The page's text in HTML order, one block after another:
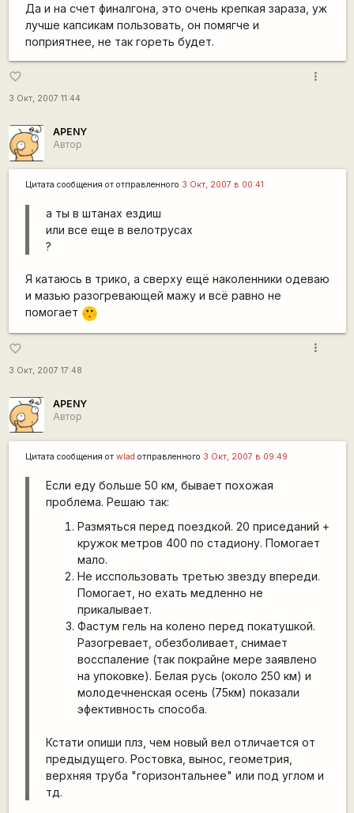
Да и на счет финалгона, это очень крепкая зараза, уж
лучше капсикам пользовать, он помягче и
поприятнее, не так гореть будет.
favorite_border
3 Окт, 2007 11:44
more_vert
APENY
Автор
Цитата сообщения от отправленного 3 Окт, 2007 в 00:41
а ты в штанах ездиш
или все еще в велотрусах
?
Я катаюсь в трико, а сверху ещё наколенники одеваю
и мазью разогревающей мажу и всё равно не
помогает :-[
favorite_border
3 Окт, 2007 17:48
more_vert
APENY
Автор
Цитата сообщения от wlad отправленного 3 Окт, 2007 в 09:49
Если еду больше 50 км, бывает похожая
проблема. Решаю так:
Размяться перед поездкой. 20 приседаний +
кружок метров 400 по стадиону. Помогает
мало.
Не исспользовать третью звезду впереди.
Помогает, но ехать медленно не
прикалывает.
Фастум гель на колено перед покатушкой.
Разогревает, обезболивает, снимает
восспаление (так покрайне мере заявлено
на упоковке). Белая русь (около 250 км) и
молодечненская осень (75км) показали
эфективность способа.
Кстати опиши плз, чем новый вел отличается от
предыдущего. Ростовка, вынос, геометрия,
верхняя труба "горизонтальнее" или под углом и
тд.